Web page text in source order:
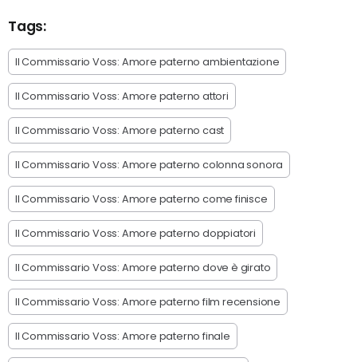
Tags:
Il Commissario Voss: Amore paterno ambientazione
Il Commissario Voss: Amore paterno attori
Il Commissario Voss: Amore paterno cast
Il Commissario Voss: Amore paterno colonna sonora
Il Commissario Voss: Amore paterno come finisce
Il Commissario Voss: Amore paterno doppiatori
Il Commissario Voss: Amore paterno dove è girato
Il Commissario Voss: Amore paterno film recensione
Il Commissario Voss: Amore paterno finale